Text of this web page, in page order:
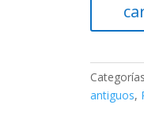
antiguos,